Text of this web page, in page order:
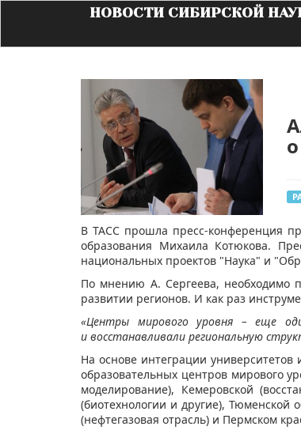
НОВОСТИ СИБИРСКОЙ
В ТАСС прошла пресс-конференция
образования Михаила Котюкова.
национальных проектов "Наука" и
По мнению А. Сергеева, необходимо
развитии регионов. И как раз
«Центры мирового уровня – еще
и восстанавливали региональную
На основе интеграции
образовательных центров мирового
моделирование), Кемеровской
(биотехнологии и другие),
(нефтегазовая отрасль) и Пермском